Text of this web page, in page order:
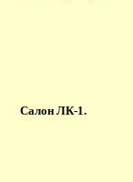
Салон ЛК-1.